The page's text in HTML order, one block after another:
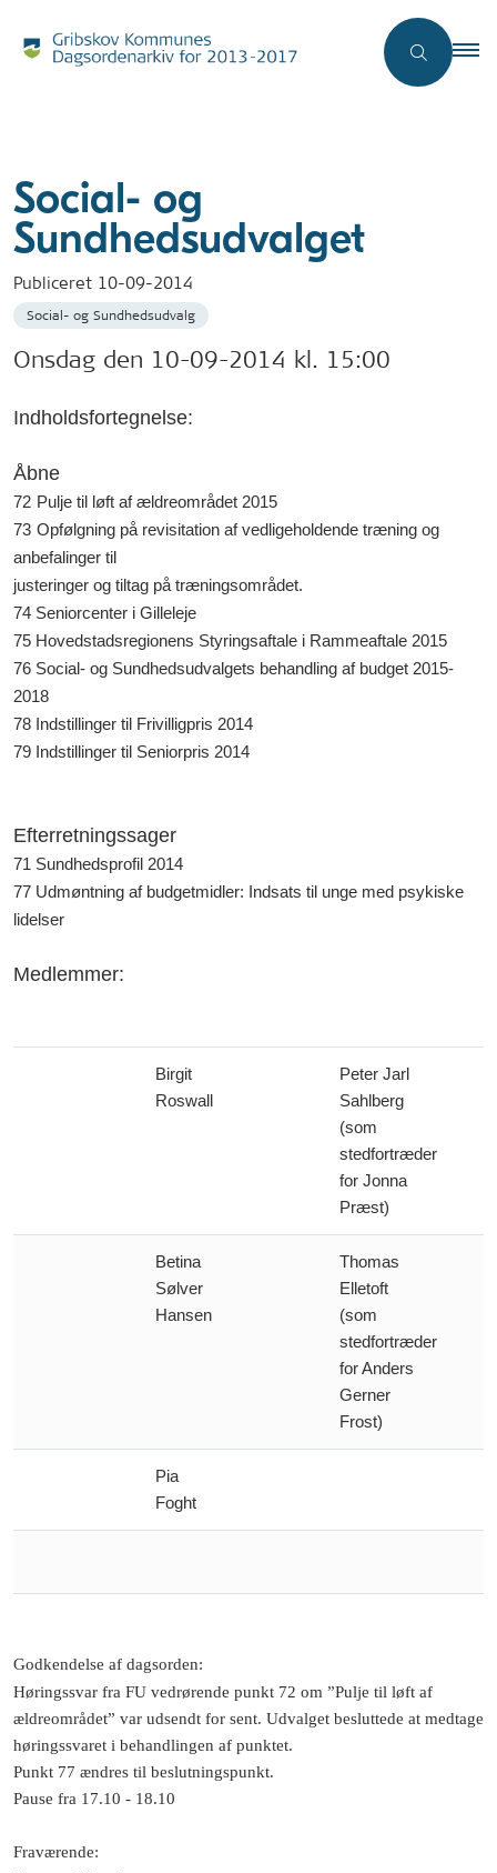
Social- og
Sundhedsudvalget
Publiceret 10-09-2014
Social- og Sundhedsudvalg
Onsdag den 10-09-2014 kl. 15:00
Indholdsfortegnelse:
Åbne
72 Pulje til løft af ældreområdet 2015
73 Opfølgning på revisitation af vedligeholdende træning og
anbefalinger til
justeringer og tiltag på træningsområdet.
74 Seniorcenter i Gilleleje
75 Hovedstadsregionens Styringsaftale i Rammeaftale 2015
76 Social- og Sundhedsudvalgets behandling af budget 2015-
2018
78 Indstillinger til Frivilligpris 2014
79 Indstillinger til Seniorpris 2014
Efterretningssager
71 Sundhedsprofil 2014
77 Udmøntning af budgetmidler: Indsats til unge med psykiske
lidelser
Medlemmer:
Birgit
Roswall
Peter Jarl
Sahlberg
(som
stedfortræder
for Jonna
Præst)
Betina
Sølver
Hansen
Thomas
Elletoft
(som
stedfortræder
for Anders
Gerner
Frost)
Pia
Foght
Godkendelse af dagsorden:
Høringssvar fra FU vedrørende punkt 72 om ”Pulje til løft af
ældreområdet” var udsendt for sent. Udvalget besluttede at medtage
høringssvaret i behandlingen af punktet.
Punkt 77 ændres til beslutningspunkt.
Pause fra 17.10 - 18.10
Fraværende: